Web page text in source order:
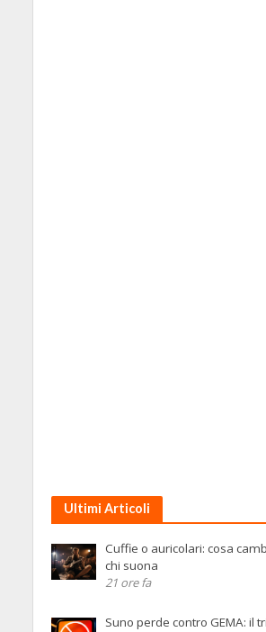
Ultimi Articoli
Cuffie o auricolari: cosa
chi suona
21 ore fa
Suno perde contro GEMA: il